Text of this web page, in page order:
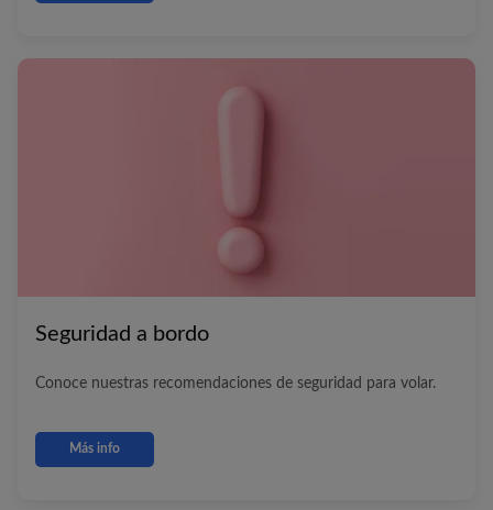
Seguridad a bordo
Conoce nuestras recomendaciones de seguridad para volar.
Más info